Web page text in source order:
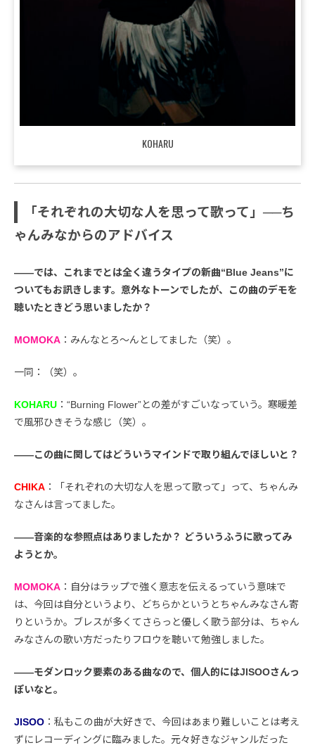
KOHARU
「それぞれの大切な人を思って歌って」──ち
ゃんみなからのアドバイス
――では、これまでとは全く違うタイプの新曲“Blue Jeans”に
ついてもお訊きします。意外なトーンでしたが、この曲のデモを
聴いたときどう思いましたか？
MOMOKA ：みんなとろ～んとしてました（笑）。
一同：（笑）。
KOHARU ：“Burning Flower”との差がすごいなっていう。寒暖差
で風邪ひきそうな感じ（笑）。
――この曲に関してはどういうマインドで取り組んでほしいと？
CHIKA ：「それぞれの大切な人を思って歌って」って、ちゃんみ
なさんは言ってました。
――音楽的な参照点はありましたか？ どういうふうに歌ってみ
ようとか。
MOMOKA ：自分はラップで強く意志を伝えるっていう意味で
は、今回は自分というより、どちらかというとちゃんみなさん寄
りというか。ブレスが多くてさらっと優しく歌う部分は、ちゃん
みなさんの歌い方だったりフロウを聴いて勉強しました。
――モダンロック要素のある曲なので、個人的にはJISOOさんっ
ぽいなと。
JISOO ：私もこの曲が大好きで、今回はあまり難しいことは考え
ずにレコーディングに臨みました。元々好きなジャンルだった